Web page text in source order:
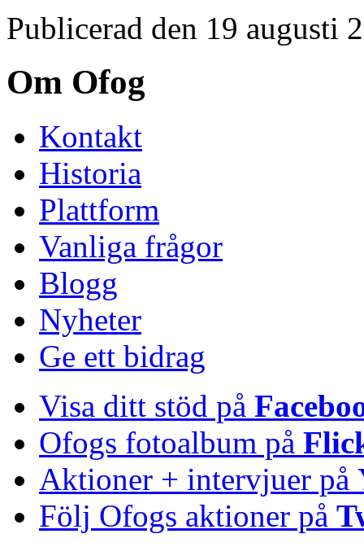
Publicerad den 19 augusti
Om Ofog
Kontakt
Historia
Plattform
Vanliga frågor
Blogg
Nyheter
Ge ett bidrag
Visa ditt stöd på
Ofogs fotoalbum på
Aktioner + intervjuer på
Följ Ofogs aktioner på